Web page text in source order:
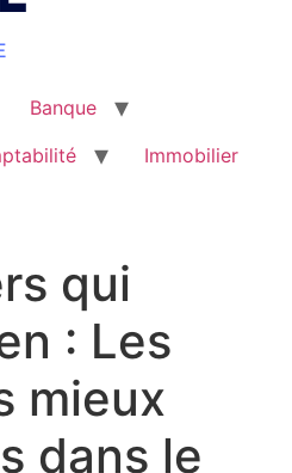
Banque
Immobilier
qui
: Les
mieux
dans le